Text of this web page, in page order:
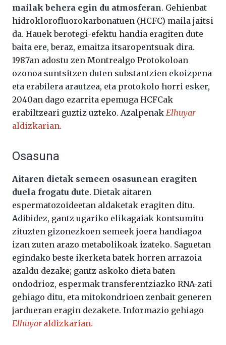
mailak behera egin du atmosferan. Gehienbat
hidroklorofluorokarbonatuen (HCFC) maila jaitsi
da. Hauek berotegi-efektu handia eragiten dute
baita ere, beraz, emaitza itsaropentsuak dira.
1987an adostu zen Montrealgo Protokoloan
ozonoa suntsitzen duten substantzien ekoizpena
eta erabilera arautzea, eta protokolo horri esker,
2040an dago ezarrita epemuga HCFCak
erabiltzeari guztiz uzteko. Azalpenak Elhuyar
aldizkarian.
Osasuna
Aitaren dietak semeen osasunean eragiten
duela frogatu dute. Dietak aitaren
espermatozoideetan aldaketak eragiten ditu.
Adibidez, gantz ugariko elikagaiak kontsumitu
zituzten gizonezkoen semeek joera handiagoa
izan zuten arazo metabolikoak izateko. Saguetan
egindako beste ikerketa batek horren arrazoia
azaldu dezake; gantz askoko dieta baten
ondodrioz, espermak transferentziazko RNA-zati
gehiago ditu, eta mitokondrioen zenbait generen
jardueran eragin dezakete. Informazio gehiago
Elhuyaraldizkarian.